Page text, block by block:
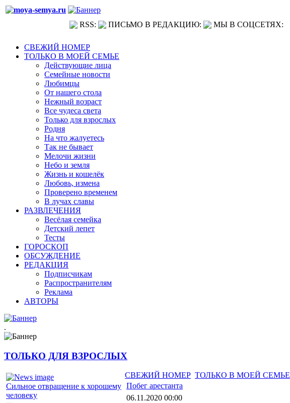
RSS: ПИСЬМО В РЕДАКЦИЮ: МЫ В СОЦСЕТЯХ:
СВЕЖИЙ НОМЕР
ТОЛЬКО В МОЕЙ СЕМЬЕ
Действующие лица
Семейные новости
Любимцы
От нашего стола
Нежный возраст
Все чудеса света
Только для взрослых
Родня
На что жалуетесь
Так не бывает
Мелочи жизни
Небо и земля
Жизнь и кошелёк
Любовь, измена
Проверено временем
В лучах славы
РАЗВЛЕЧЕНИЯ
Весёлая семейка
Детский лепет
Тесты
ГОРОСКОП
ОБСУЖДЕНИЕ
РЕДАКЦИЯ
Подписчикам
Распространителям
Реклама
АВТОРЫ
.
ТОЛЬКО ДЛЯ ВЗРОСЛЫХ
Сильное отвращение к хорошему
человеку
СВЕЖИЙ НОМЕР ТОЛЬКО В МОЕЙ СЕМЬЕ
Побег арестанта
06.11.2020 00:00